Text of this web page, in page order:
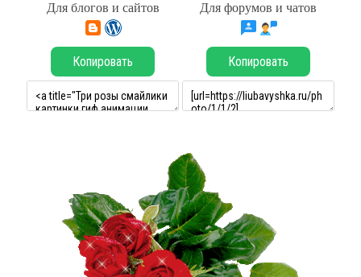
Для блогов и сайтов Для форумов и чатов
Копировать Копировать